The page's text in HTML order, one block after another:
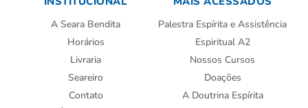
A Seara Bendita
Horários
Livraria
Seareiro
Contato
Palestra Espírita e Assistência
Espiritual A2
Nossos Cursos
Doações
A Doutrina Espírita